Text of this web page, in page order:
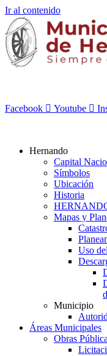
Ir al contenido
Facebook Youtube
Hernando
Capital
Símbolos
Ubicación
Historia
Mapas y
Uso
Municipio
Áreas Municipales
Obras